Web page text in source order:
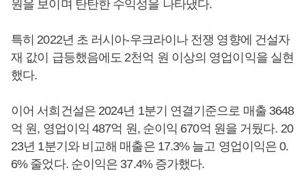
원을 보이며 탄탄한 수익성을 나타냈다.
특히 2022년 초 러시아-우크라이나 전쟁 영향에 건설자
재 값이 급등했음에도 2천억 원 이상의 영업이익을 실현
했다.
이어 서희건설은 2024년 1분기 연결기준으로 매출 3648
억 원, 영업이익 487억 원, 순이익 670억 원을 거뒀다. 20
23년 1분기와 비교해 매출은 17.3% 늘고 영업이익은 0.
6% 줄었다. 순이익은 37.4% 증가했다.